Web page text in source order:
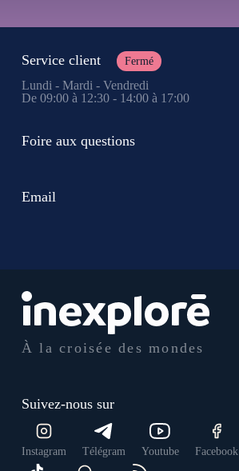
À la croisée des mondes
Suivez-nous sur
Instagram Télégram Youtube Facebook
Service client Fermé
Lundi - Mardi - Vendredi
De 09:00 à 12:30 - 14:00 à 17:00
Foire aux questions
Email